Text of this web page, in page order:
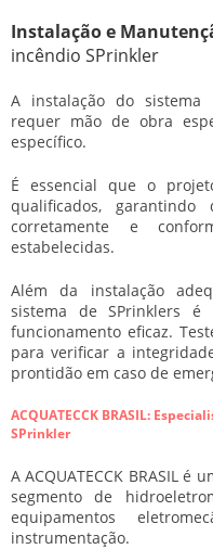
Instalação e
incêndio SPrinkler
A instalação dosistema
requer mão de obra
específico.
É essencial que o
qualificados,
corretamente e
estabelecidas.
Além da instalação
sistema de SPrinklers é
funcionamento eficaz.
para verificar a
prontidão em caso de
ACQUATECCK BRASIL:
SPrinkler
A ACQUATECCK BRASIL
segmento de
equipamentos
instrumentação.